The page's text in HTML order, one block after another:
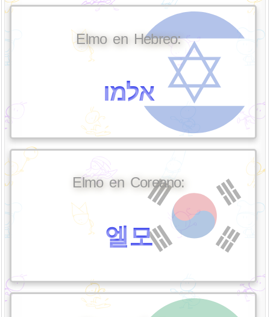
Elmo en Hebreo:
אלמו
Elmo en Coreano:
엘모